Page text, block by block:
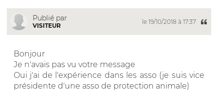
Publié par
VISITEUR
le 19/10/2018 à 17:37
Bonjour
Je n'avais pas vu votre message
Oui j'ai de l'expérience dans les asso (je suis vice
présidente d'une asso de protection animale)